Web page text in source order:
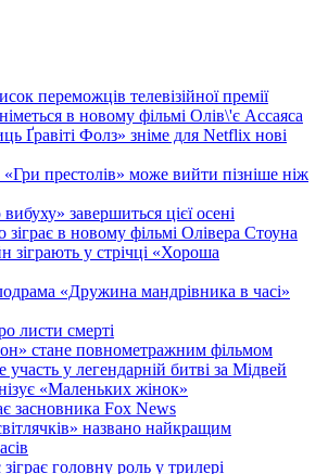
переможців телевізійної премії
в новому фільмі Олів\'є Ассаяса
Ґравіті Фолз» зніме для Netflix нові
престолів» може вийти пізніше ніж
завершиться цієї осені
зіграє в новому фільмі Олівера Стоуна
зіграють у стрічці «Хороша
«Дружина мандрівника в часі»
листи смерті
стане повнометражним фільмом
у легендарній битві за Мідвей
«Маленьких жінок»
засновника Fox News
названо найкращим
головну роль у трилері